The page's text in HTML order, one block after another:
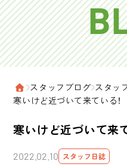
ホーム
›スタッフブログ›スタッ
寒いけど近づいて来ている！
寒いけど近づいて来
2022.02.10 スタッフ日誌